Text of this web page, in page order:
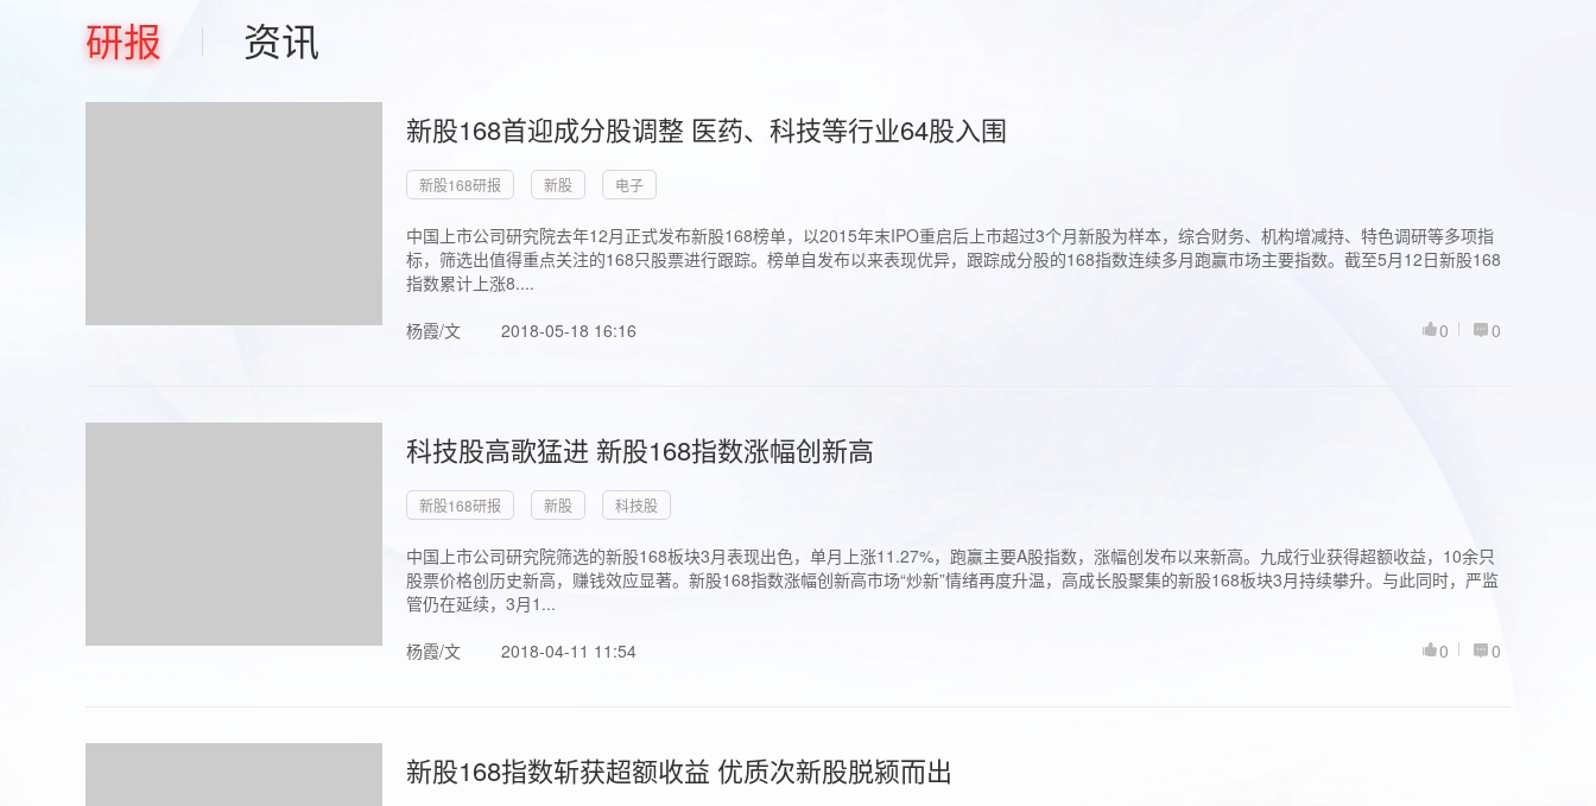
研报 资讯
新股168首迎成分股调整 医药、科技等行业64股入围
新股168研报 新股 电子
中国上市公司研究院去年12月正式发布新股168榜单，以2015年末IPO重启后上市超过3个月新股为样本，综合财务、机构增减持、特色调研等多项指
标，筛选出值得重点关注的168只股票进行跟踪。榜单自发布以来表现优异，跟踪成分股的168指数连续多月跑赢市场主要指数。截至5月12日新股168
指数累计上涨8....
杨霞/文
2018-05-18 16:16 0
0
科技股高歌猛进 新股168指数涨幅创新高
新股168研报 新股 科技股
中国上市公司研究院筛选的新股168板块3月表现出色，单月上涨11.27%，跑赢主要A股指数，涨幅创发布以来新高。九成行业获得超额收益，10余只
股票价格创历史新高，赚钱效应显著。新股168指数涨幅创新高市场“炒新”情绪再度升温，高成长股聚集的新股168板块3月持续攀升。与此同时，严监
管仍在延续，3月1...
杨霞/文
2018-04-11 11:54 0
0
新股168指数斩获超额收益 优质次新股脱颍而出